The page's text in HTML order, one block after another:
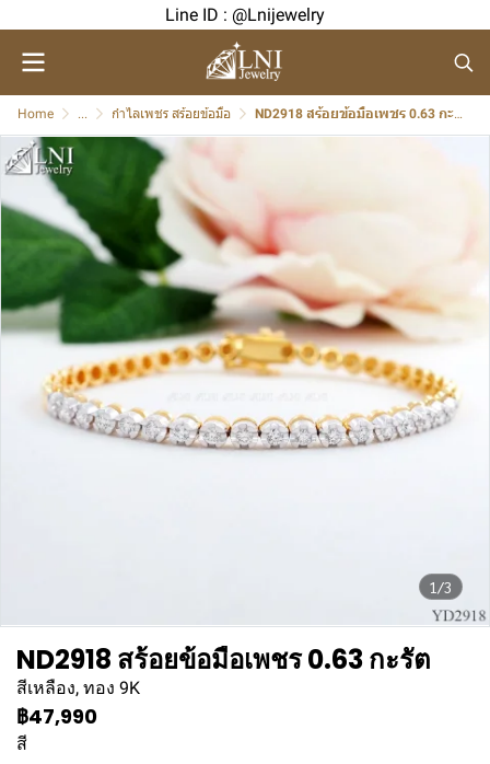
Line ID : @Lnijewelry
Home ... กำไลเพชร สร้อยข้อมือ ND2918 สร้อยข้อมือเพชร 0.63 กะรัต
1/3
ND2918 สร้อยข้อมือเพชร 0.63 กะรัต
สีเหลือง, ทอง 9K
฿47,990
สี